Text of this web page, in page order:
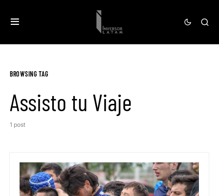
BROWSING TAG
Assisto tu Viaje
1 post